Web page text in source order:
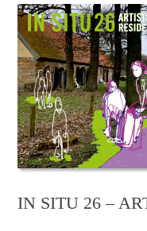
IN SITU 26 –